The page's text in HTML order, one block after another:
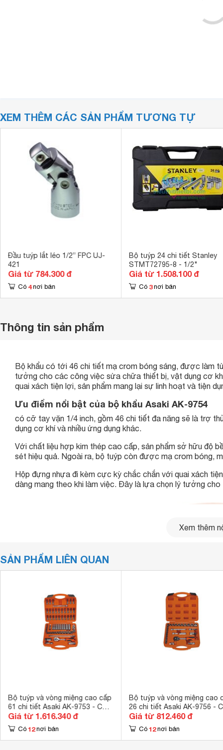
XEM THÊM CÁC SẢN PHẨM TƯƠNG TỰ
Đầu tuýp lắt léo 1/2” FPC UJ-
421
Giá từ 784.300 đ
Có 4 nơi bán
Bộ tuýp 24 chi tiết Stanley
STMT72795-8 - 1/2"
Giá từ 1.508.100 đ
Có 3 nơi bán
Thông tin sản phẩm
Bộ khẩu có tới 46 chi tiết mạ crom bóng sáng, được làm
tưởng cho các công việc sửa chữa thiết bị, vật dụng cơ
quai xách tiện lợi, sản phẩm mang lại sự linh hoạt và tiện
Ưu điểm nổi bật của bộ khẩu Asaki AK-9754
có cỡ tay vặn 1/4 inch, gồm 46 chi tiết đa năng sẽ là trợ
dụng cơ khí và nhiều ứng dụng khác.
Với chất liệu hợp kim thép cao cấp, sản phẩm sở hữu độ
sét hiệu quả. Ngoài ra, bộ tuýp còn được mạ crom bóng,
Hộp đựng nhựa đi kèm cực kỳ chắc chắn với quai xách
dàng mang theo khi làm việc. Đây là lựa chọn lý tưởng
Xem thêm
SẢN PHẨM LIÊN QUAN
Bộ tuýp và vòng miệng cao cấp
61 chi tiết Asaki AK-9753 - C2-
3/8inch
Giá từ 1.616.340 đ
Có 12 nơi bán
Bộ tuýp và vòng miệng cao
26 chi tiết Asaki AK-9756 -
3/8inch
Giá từ 812.460 đ
Có 12 nơi bán